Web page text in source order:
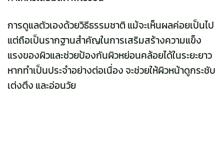
การดูแลตัวเองด้วยวิธีธรรมชาติ แม้จะเห็นผลค่อยเป็นไป
แต่ถือเป็นรากฐานสำคัญในการเสริมสร้างความแข็ง
แรงของผิวและช่วยป้องกันผิวหย่อนคล้อยได้ในระยะยาว
หากทำเป็นประจำอย่างต่อเนื่อง จะช่วยให้ผิวหน้าดูกระชับ
เต่งตึง และอ่อนวัย